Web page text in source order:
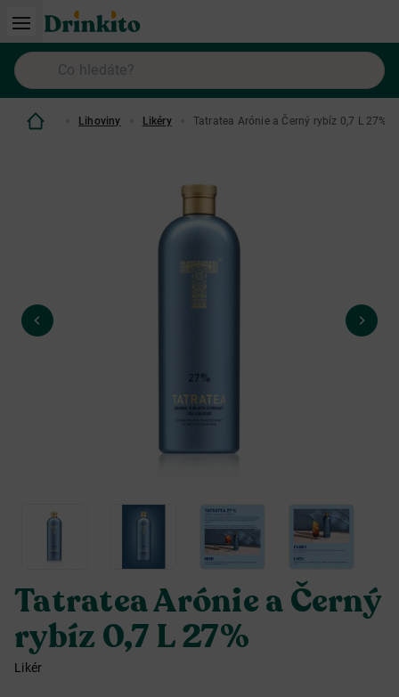
Lihoviny Likéry Tatratea Arónie a Černý rybíz 0,7 L 27%
Tatratea Arónie a Černý
rybíz 0,7 L 27%
Likér